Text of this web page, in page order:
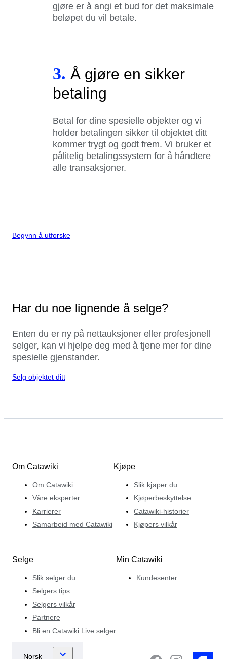
gjøre er å angi et bud for det maksimale
beløpet du vil betale.
3. Å gjøre en sikker
betaling
Betal for dine spesielle objekter og vi
holder betalingen sikker til objektet ditt
kommer trygt og godt frem. Vi bruker et
pålitelig betalingssystem for å håndtere
alle transaksjoner.
Begynn å utforske
Har du noe lignende å selge?
Enten du er ny på nettauksjoner eller profesjonell
selger, kan vi hjelpe deg med å tjene mer for dine
spesielle gjenstander.
Selg objektet ditt
Om Catawiki
Om Catawiki
Våre eksperter
Karrierer
Samarbeid med Catawiki
Kjøpe
Slik kjøper du
Kjøperbeskyttelse
Catawiki-historier
Kjøpers vilkår
Selge
Slik selger du
Selgers tips
Selgers vilkår
Partnere
Bli en Catawiki Live selger
Min Catawiki
Kundesenter